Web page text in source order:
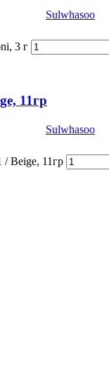
Sulwhasoo
3 г
11гр
Sulwhasoo
Beige, 11гр